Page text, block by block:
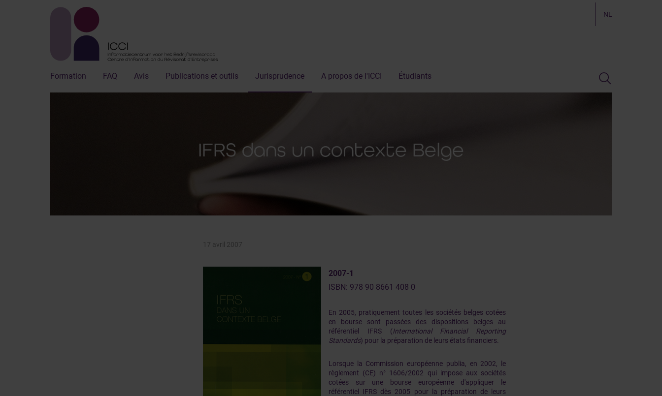
NL
Formation FAQ Avis Publications et outils Jurisprudence A propos de l'ICCI Étudiants
IFRS dans un contexte Belge
17 avril 2007
2007-1
ISBN: 978 90 8661 408 0
En 2005, pratiquement toutes les sociétés belges cotées
en bourse sont passées des dispositions belges au
référentiel IFRS (International Financial Reporting
Standards) pour la préparation de leurs états financiers.
Lorsque la Commission européenne publia, en 2002, le
règlement (CE) n° 1606/2002 qui impose aux sociétés
cotées sur une bourse européenne d'appliquer le
référentiel IFRS dès 2005 pour la préparation de leurs